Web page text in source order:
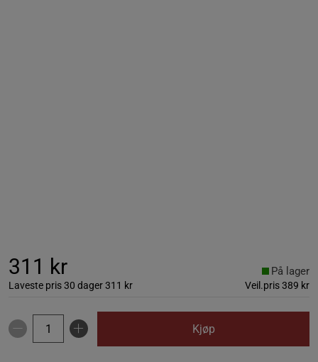
311 kr
Laveste pris 30 dager311 kr Veil.pris389 kr
På lager
Kjøp